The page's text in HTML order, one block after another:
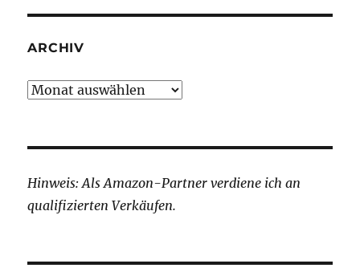
ARCHIV
Archiv
Hinweis: Als Amazon-Partner verdiene ich an
qualifizierten Verkäufen.